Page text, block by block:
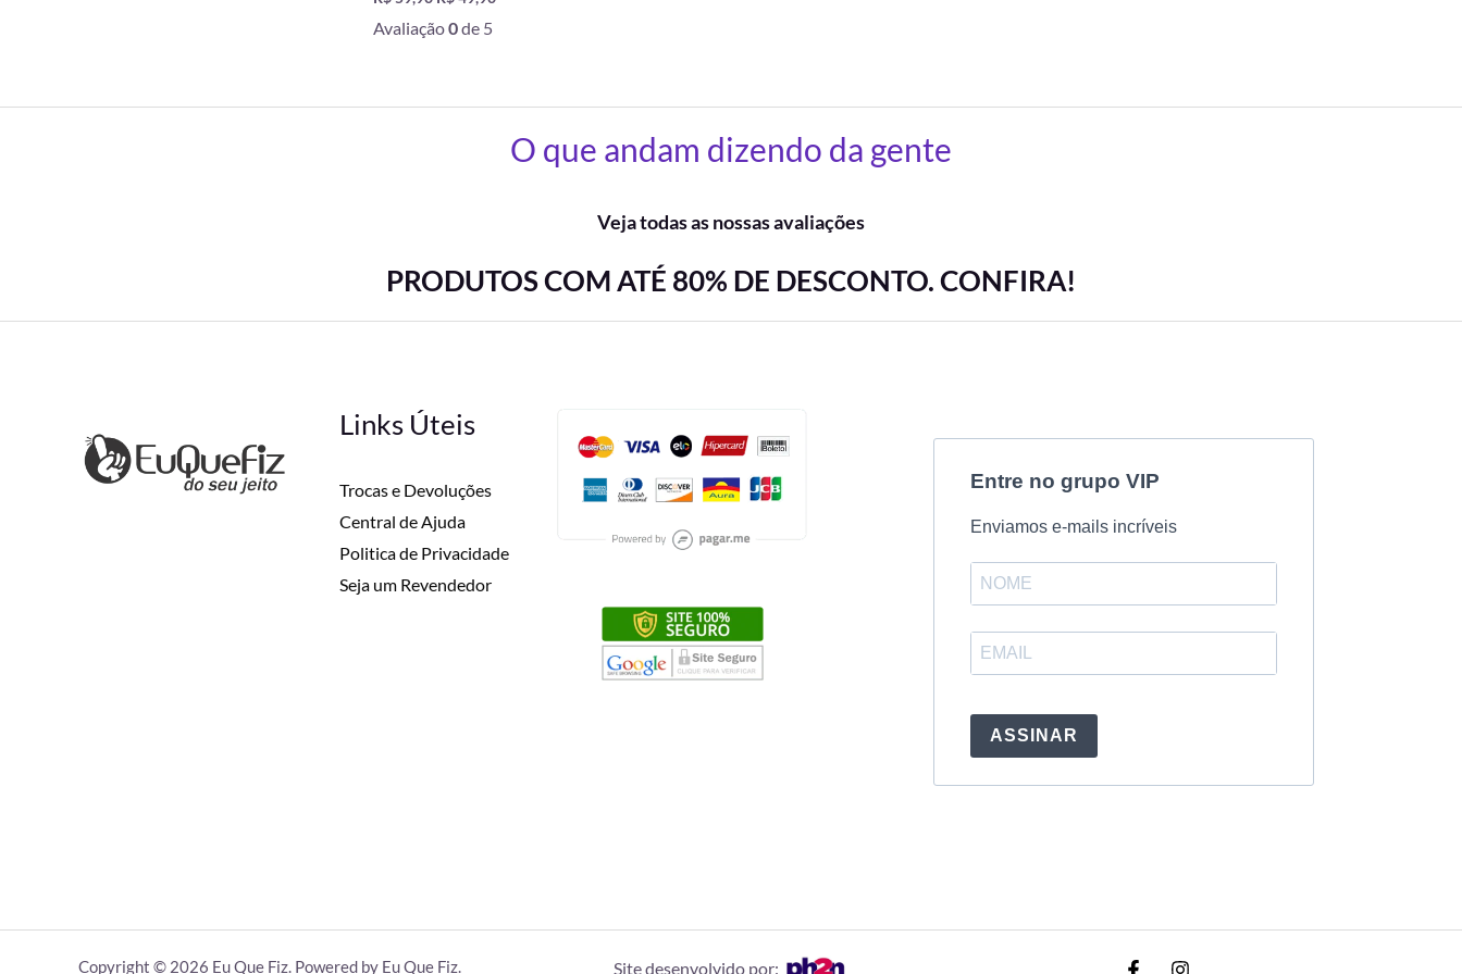
Avaliação0de 5
O que andam dizendo da gente
Veja todas as nossas avaliações
PRODUTOS COM ATÉ 80% DE DESCONTO. CONFIRA!
Links Úteis
Trocas e Devoluções
Central de Ajuda
Politica de Privacidade
Seja um Revendedor
Entre no grupo VIP
Enviamos e-mails incríveis
ASSINAR
Copyright © 2026 Eu Que Fiz. Powered by Eu Que Fiz. Site desenvolvido por: